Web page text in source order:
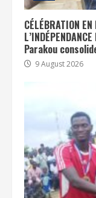
CÉLÉBRATION
Parakou
9 August 2026